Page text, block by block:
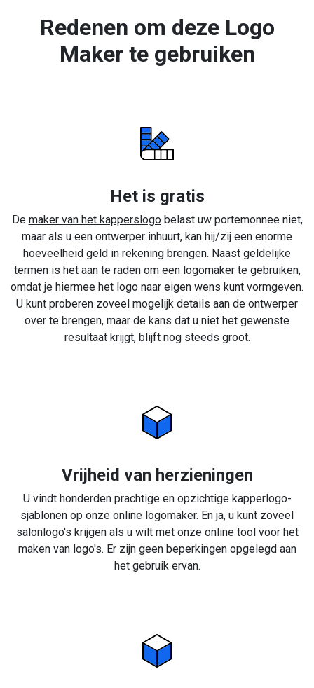
Redenen om deze Logo
Maker te gebruiken
Het is gratis
De maker van het kapperslogobelast uw portemonnee niet,
maar als u een ontwerper inhuurt, kan hij/zij een enorme
hoeveelheid geld in rekening brengen. Naast geldelijke
termen is het aan te raden om een logomaker te gebruiken,
omdat je hiermee het logo naar eigen wens kunt vormgeven.
U kunt proberen zoveel mogelijk details aan de ontwerper
over te brengen, maar de kans dat u niet het gewenste
resultaat krijgt, blijft nog steeds groot.
Vrijheid van herzieningen
U vindt honderden prachtige en opzichtige kapperlogo-
sjablonen op onze online logomaker. En ja, u kunt zoveel
salonlogo's krijgen als u wilt met onze online tool voor het
maken van logo's. Er zijn geen beperkingen opgelegd aan
het gebruik ervan.